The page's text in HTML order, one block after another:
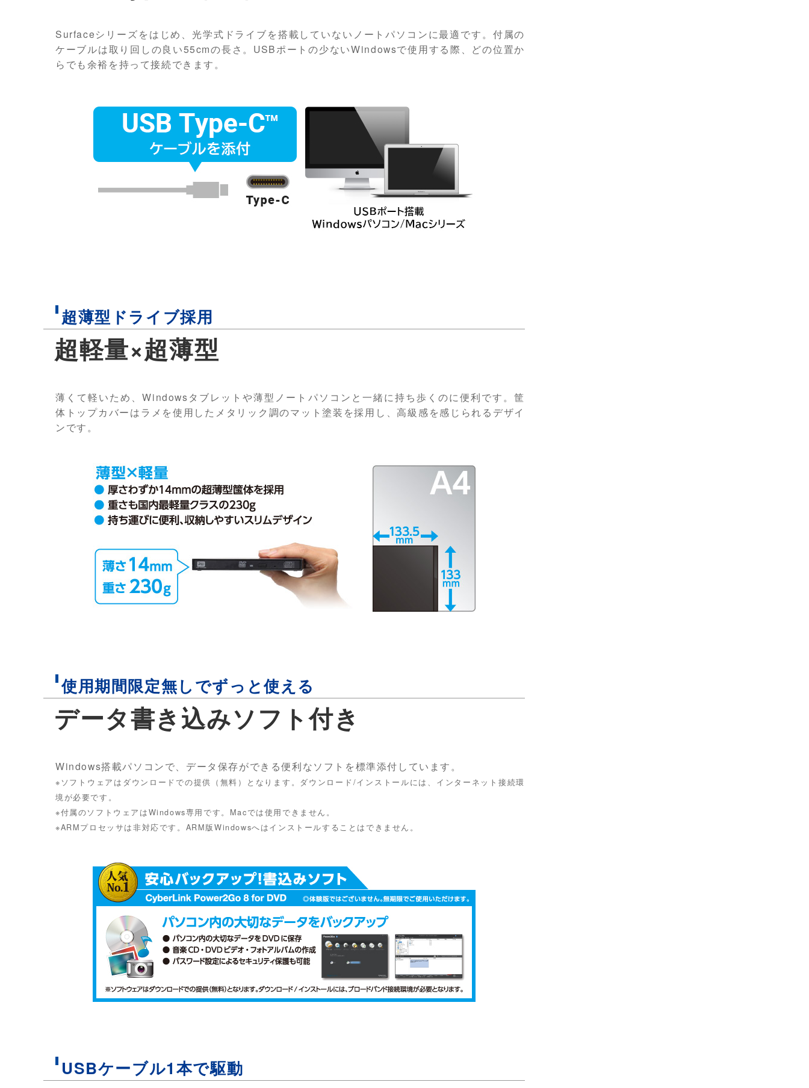
Surfaceシリーズをはじめ、光学式ドライブを搭載していないノートパソコンに最適です。付属の
ケーブルは取り回しの良い55cmの長さ。USBポートの少ないWindowsで使用する際、どの位置か
らでも余裕を持って接続できます。
超薄型ドライブ採用
超軽量×超薄型
薄くて軽いため、Windowsタブレットや薄型ノートパソコンと一緒に持ち歩くのに便利です。筐
体トップカバーはラメを使用したメタリック調のマット塗装を採用し、高級感を感じられるデザイ
ンです。
使用期間限定無しでずっと使える
データ書き込みソフト付き
Windows搭載パソコンで、データ保存ができる便利なソフトを標準添付しています。
※ソフトウェアはダウンロードでの提供（無料）となります。ダウンロード/インストールには、インターネット接続環
境が必要です。
※付属のソフトウェアはWindows専用です。Macでは使用できません。
※ARMプロセッサは非対応です。ARM版Windowsへはインストールすることはできません。
USBケーブル1本で駆動